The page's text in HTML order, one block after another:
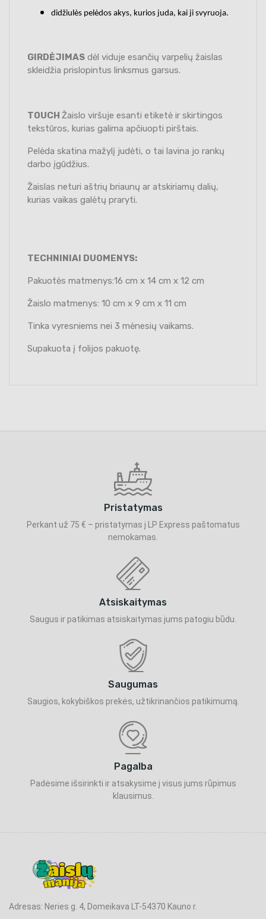
didžiulės pelėdos akys, kurios juda, kai ji svyruoja.
GIRDĖJIMAS dėl viduje esančių varpelių žaislas
skleidžia prislopintus linksmus garsus.
TOUCH Žaislo viršuje esanti etiketė ir skirtingos
tekstūros, kurias galima apčiuopti pirštais.
Pelėda skatina mažylį judėti, o tai lavina jo rankų
darbo įgūdžius.
Žaislas neturi aštrių briaunų ar atskiriamų dalių,
kurias vaikas galėtų praryti.
TECHNINIAI DUOMENYS:
Pakuotės matmenys:16 cm x 14 cm x 12 cm
Žaislo matmenys: 10 cm x 9 cm x 11 cm
Tinka vyresniems nei 3 mėnesių vaikams.
Supakuota į folijos pakuotę.
Pristatymas
Perkant už 75 € – pristatymas į LP Express paštomatus
nemokamas.
Atsiskaitymas
Saugus ir patikimas atsiskaitymas jums patogiu būdu.
Saugumas
Saugios, kokybiškos prekės, užtikrinančios patikimumą.
Pagalba
Padėsime išsirinkti ir atsakysime į visus jums rūpimus
klausimus.
Adresas: Neries g. 4, Domeikava LT-54370 Kauno r.